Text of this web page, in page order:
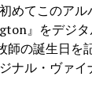
めてこのア
』をデジタ
師の誕生日を
ナル・ヴァ